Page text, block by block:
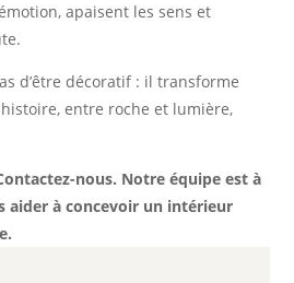
apaisent les sens et
d’être décoratif : il transforme
histoire, entre roche et lumière,
nous. Notre équipe est à
aider à concevoir un intérieur